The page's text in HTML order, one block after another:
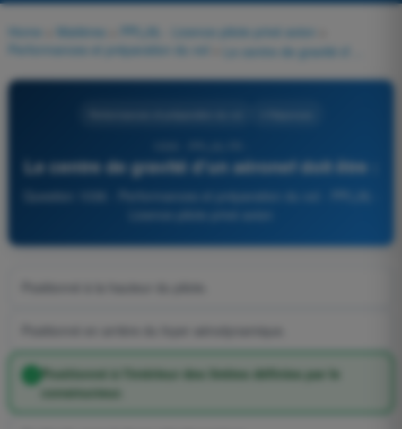
Home Matières PPL(A) - Licence pilote privé avion
Performances et préparation du vol
Le centre de gravité d'un aéronef doit être :
Positionné à l'intérieur des limites définies par le
constructeur.